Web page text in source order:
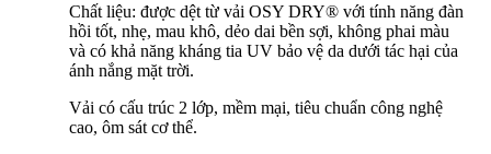
Chất liệu: được dệt từ vải OSY DRY® với tính năng đàn
hồi tốt, nhẹ, mau khô, dẻo dai bền sợi, không phai màu
và có khả năng kháng tia UV bảo vệ da dưới tác hại của
ánh nắng mặt trời.
Vải có cấu trúc 2 lớp, mềm mại, tiêu chuẩn công nghệ
cao, ôm sát cơ thể.